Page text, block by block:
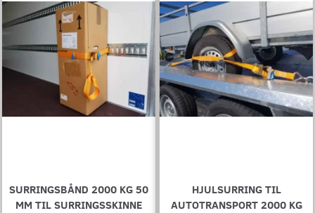
SURRINGSBÅND 2000 KG 50
MM TIL SURRINGSSKINNE
HJULSURRING TIL
AUTOTRANSPORT 2000 KG